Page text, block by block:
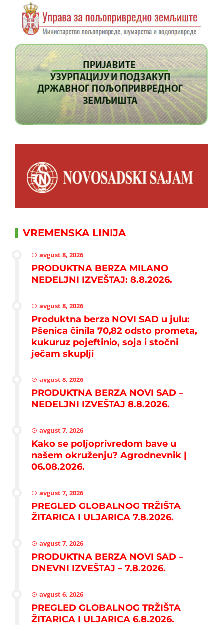
VREMENSKA LINIJA
avgust 8, 2026
PRODUKTNA BERZA MILANO
NEDELJNI IZVEŠTAJ: 8.8.2026.
avgust 8, 2026
Produktna berza NOVI SAD u julu:
Pšenica činila 70,82 odsto prometa,
kukuruz pojeftinio, soja i stočni
ječam skuplji
avgust 8, 2026
PRODUKTNA BERZA NOVI SAD –
NEDELJNI IZVEŠTAJ 8.8.2026.
avgust 7, 2026
Kako se poljoprivredom bave u
našem okruženju? Agrodnevnik |
06.08.2026.
avgust 7, 2026
PREGLED GLOBALNOG TRŽIŠTA
ŽITARICA I ULJARICA 7.8.2026.
avgust 7, 2026
PRODUKTNA BERZA NOVI SAD –
DNEVNI IZVEŠTAJ – 7.8.2026.
avgust 6, 2026
PREGLED GLOBALNOG TRŽIŠTA
ŽITARICA I ULJARICA 6.8.2026.